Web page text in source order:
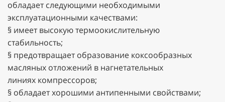
обладает следующими необходимыми
эксплуатационными качествами:
§ имеет высокую термоокислительную
стабильность;
§ предотвращает образование коксообразных
масляных отложений в нагнетательных
линиях компрессоров;
§ обладает хорошими антипенными свойствами;